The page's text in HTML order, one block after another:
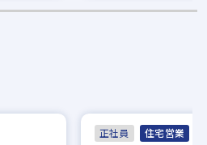
正社員 住宅営業